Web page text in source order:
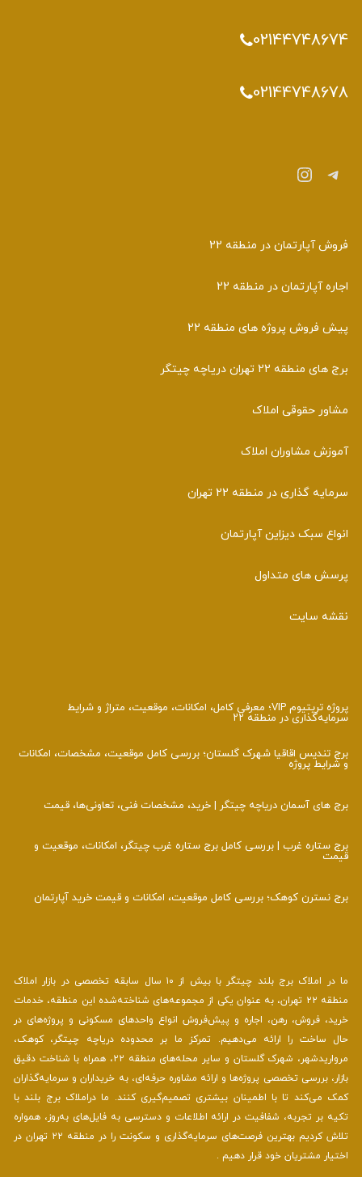
02144748674
02144748678
تلگراماینستاگرم
فروش آپارتمان در منطقه 22
اجاره آپارتمان در منطقه 22
پیش فروش پروژه های منطقه 22
برج های منطقه 22 تهران دریاچه چیتگر
مشاور حقوقی املاک
آموزش مشاوران املاک
سرمایه گذاری در منطقه 22 تهران
انواع سبک دیزاین آپارتمان
پرسش های متداول
نقشه سایت
پروژه تریتیوم VIP؛ معرفی کامل، امکانات، موقعیت، متراژ و شرایط
سرمایه‌گذاری در منطقه ۲۲
برج تندیس اقاقیا شهرک گلستان؛ بررسی کامل موقعیت، مشخصات، امکانات
و شرایط پروژه
برج‌ های آسمان دریاچه چیتگر | خرید، مشخصات فنی، تعاونی‌ها، قیمت
برج ستاره غرب | بررسی کامل برج ستاره غرب چیتگر، امکانات، موقعیت و
قیمت
برج نسترن کوهک؛ بررسی کامل موقعیت، امکانات و قیمت خرید آپارتمان
ما در املاک برج بلند چیتگر با بیش از ۱۰ سال سابقه تخصصی در بازار املاک
منطقه ۲۲ تهران، به عنوان یکی از مجموعه‌های شناخته‌شده این منطقه، خدمات
خرید، فروش، رهن، اجاره و پیش‌فروش انواع واحدهای مسکونی و پروژه‌های در
حال ساخت را ارائه می‌دهیم. تمرکز ما بر محدوده دریاچه چیتگر، کوهک،
مرواریدشهر، شهرک گلستان و سایر محله‌های منطقه ۲۲، همراه با شناخت دقیق
بازار، بررسی تخصصی پروژه‌ها و ارائه مشاوره حرفه‌ای، به خریداران و سرمایه‌گذاران
کمک می‌کند تا با اطمینان بیشتری تصمیم‌گیری کنند. ما دراملاک برج بلند با
تکیه بر تجربه، شفافیت در ارائه اطلاعات و دسترسی به فایل‌های به‌روز، همواره
تلاش کردیم بهترین فرصت‌های سرمایه‌گذاری و سکونت را در منطقه ۲۲ تهران در
اختیار مشتریان خود قرار دهیم .